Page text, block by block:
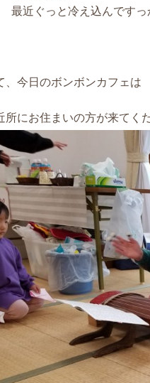
最近ぐっと冷え込んです
、今日のボンボンカフェは
所にお住まいの方が来てく